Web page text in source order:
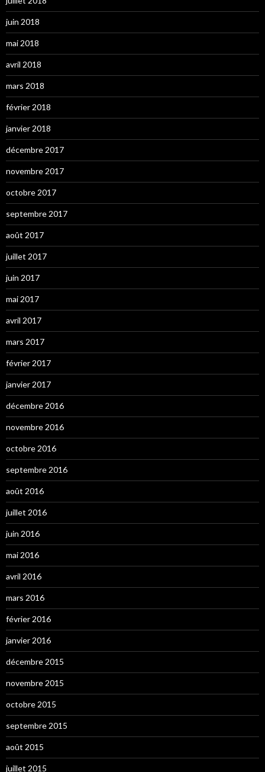
juin 2018
mai 2018
avril 2018
mars 2018
février 2018
janvier 2018
décembre 2017
novembre 2017
octobre 2017
septembre 2017
août 2017
juillet 2017
juin 2017
mai 2017
avril 2017
mars 2017
février 2017
janvier 2017
décembre 2016
novembre 2016
octobre 2016
septembre 2016
août 2016
juillet 2016
juin 2016
mai 2016
avril 2016
mars 2016
février 2016
janvier 2016
décembre 2015
novembre 2015
octobre 2015
septembre 2015
août 2015
juillet 2015